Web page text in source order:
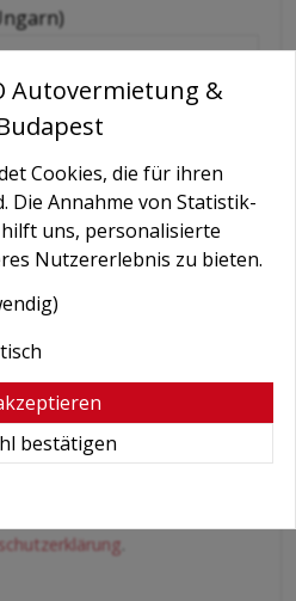
Schneeketten etc
ich die Behandlung
Autovermietung &
Cookies, die für ihren
Die Annahme von Statistik-
uns, personalisierte
Nutzererlebnis zu bieten.
bestätigen